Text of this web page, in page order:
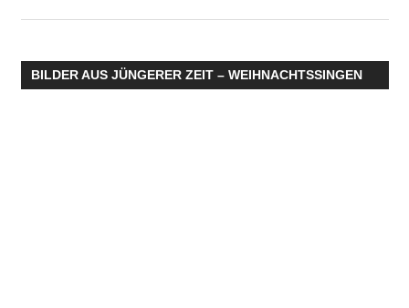
BILDER AUS JÜNGERER ZEIT – WEIHNACHTSSINGEN